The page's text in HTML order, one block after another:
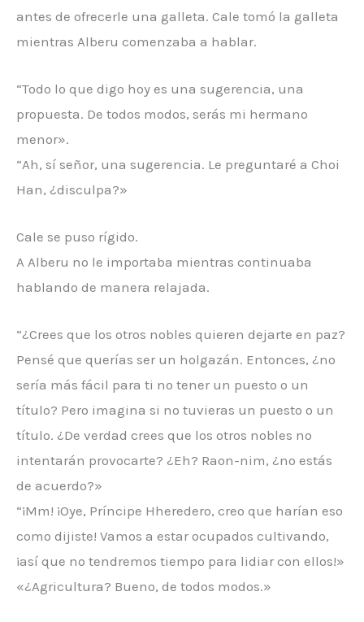
antes de ofrecerle una galleta. Cale tomó la galleta
mientras Alberu comenzaba a hablar.
“Todo lo que digo hoy es una sugerencia, una
propuesta. De todos modos, serás mi hermano
menor».
“Ah, sí señor, una sugerencia. Le preguntaré a Choi
Han, ¿disculpa?»
Cale se puso rígido.
A Alberu no le importaba mientras continuaba
hablando de manera relajada.
“¿Crees que los otros nobles quieren dejarte en paz?
Pensé que querías ser un holgazán. Entonces, ¿no
sería más fácil para ti no tener un puesto o un
título? Pero imagina si no tuvieras un puesto o un
título. ¿De verdad crees que los otros nobles no
intentarán provocarte? ¿Eh? Raon-nim, ¿no estás
de acuerdo?»
“¡Mm! ¡Oye, Príncipe Hheredero, creo que harían eso
como dijiste! Vamos a estar ocupados cultivando,
¡así que no tendremos tiempo para lidiar con ellos!»
«¿Agricultura? Bueno, de todos modos.»